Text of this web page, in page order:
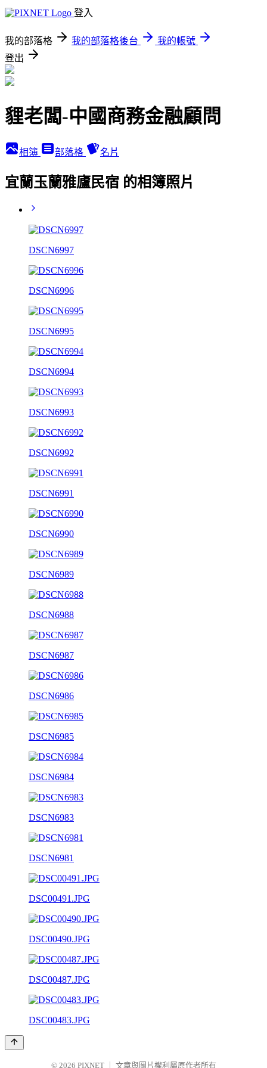
登入
我的部落格 我的部落格後台
我的帳號
登出
貍老闆-中國商務金融顧問
相簿 部落格 名片
宜蘭玉蘭雅廬民宿 的相簿照片
DSCN6997
DSCN6996
DSCN6995
DSCN6994
DSCN6993
DSCN6992
DSCN6991
DSCN6990
DSCN6989
DSCN6988
DSCN6987
DSCN6986
DSCN6985
DSCN6984
DSCN6983
DSCN6981
DSC00491.JPG
DSC00490.JPG
DSC00487.JPG
DSC00483.JPG
© 2026 PIXNET 文章與圖片權利屬原作者所有